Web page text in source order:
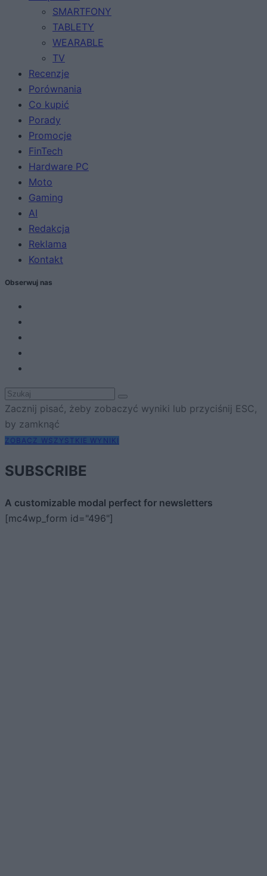
SMARTFONY
TABLETY
WEARABLE
TV
Recenzje
Porównania
Co kupić
Porady
Promocje
FinTech
Hardware PC
Moto
Gaming
AI
Redakcja
Reklama
Kontakt
Obserwuj nas
Zacznij pisać, żeby zobaczyć wyniki lub przyciśnij ESC,
by zamknąć
ZOBACZ WSZYSTKIE WYNIKI
SUBSCRIBE
A customizable modal perfect for newsletters
[mc4wp_form id="496"]